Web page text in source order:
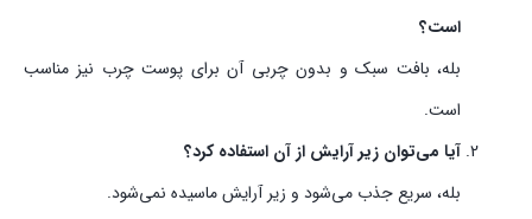
است؟
بله، بافت سبک و بدون چربی آن برای پوست چرب نیز مناسب
است.
آیا می‌توان زیر آرایش از آن استفاده کرد؟
بله، سریع جذب می‌شود و زیر آرایش ماسیده نمی‌شود.